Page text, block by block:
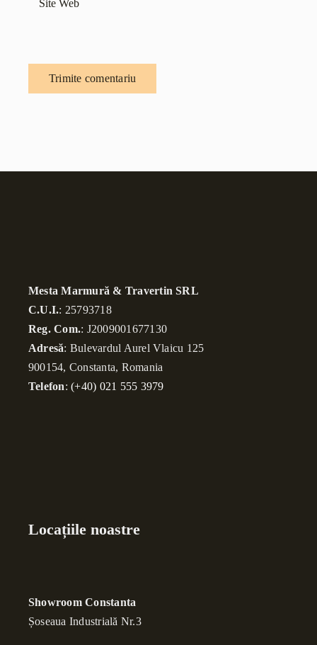
Mesta Marmură & Travertin SRL
C.U.I.: 25793718
Reg. Com.: J2009001677130
Adresă: Bulevardul Aurel Vlaicu 125
900154, Constanta, Romania
Telefon:(+40) 021 555 3979
Locațiile noastre
Showroom Constanta
Șoseaua Industrială Nr.3